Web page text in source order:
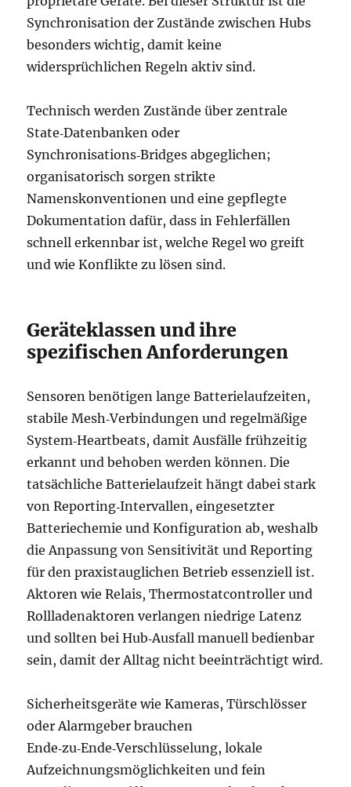
Synchronisation der Zustände zwischen Hubs
besonders wichtig, damit keine
widersprüchlichen Regeln aktiv sind.
Technisch werden Zustände über zentrale
State‑Datenbanken oder
Synchronisations‑Bridges abgeglichen;
organisatorisch sorgen strikte
Namenskonventionen und eine gepflegte
Dokumentation dafür, dass in Fehlerfällen
schnell erkennbar ist, welche Regel wo greift
und wie Konflikte zu lösen sind.
Geräteklassen und ihre
spezifischen Anforderungen
Sensoren benötigen lange Batterielaufzeiten,
stabile Mesh‑Verbindungen und regelmäßige
System‑Heartbeats, damit Ausfälle frühzeitig
erkannt und behoben werden können. Die
tatsächliche Batterielaufzeit hängt dabei stark
von Reporting‑Intervallen, eingesetzter
Batteriechemie und Konfiguration ab, weshalb
die Anpassung von Sensitivität und Reporting
für den praxistauglichen Betrieb essenziell ist.
Aktoren wie Relais, Thermostatcontroller und
Rollladenaktoren verlangen niedrige Latenz
und sollten bei Hub‑Ausfall manuell bedienbar
sein, damit der Alltag nicht beeinträchtigt wird.
Sicherheitsgeräte wie Kameras, Türschlösser
oder Alarmgeber brauchen
Ende‑zu‑Ende‑Verschlüsselung, lokale
Aufzeichnungsmöglichkeiten und fein